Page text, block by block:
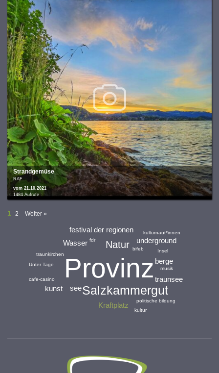
Strandgemüse
RAF
vom 21.10.2021
1484 Aufrufe
1 2 Weiter »
Provinz
Salzkammergut
Natur
Wasser
Kraftplatz
festival der regionen
see
traunsee
berge
underground
kunst
traunkirchen
cafe-casino
bifeb
fdr
politische bildung
Unter Tage
kulturnaut*innen
Insel
musik
kultur